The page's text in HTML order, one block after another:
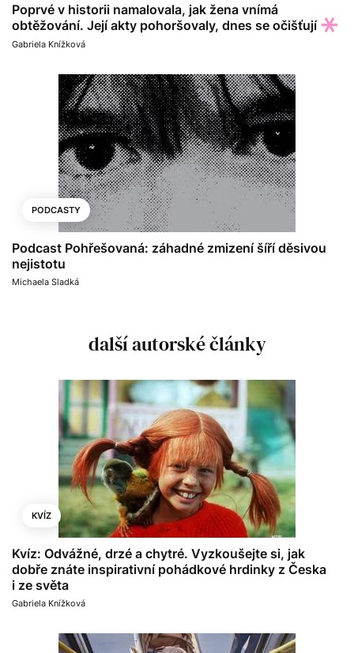
Poprvé v historii namalovala, jak žena vnímá
obtěžování. Její akty pohoršovaly, dnes se očišťují
Gabriela Knížková
PODCASTY
Podcast Pohřešovaná: záhadné zmizení šíří děsivou
nejistotu
Michaela Sladká
další autorské články
KVÍZ
Kvíz: Odvážné, drzé a chytré. Vyzkoušejte si, jak
dobře znáte inspirativní pohádkové hrdinky z Česka
i ze světa
Gabriela Knížková